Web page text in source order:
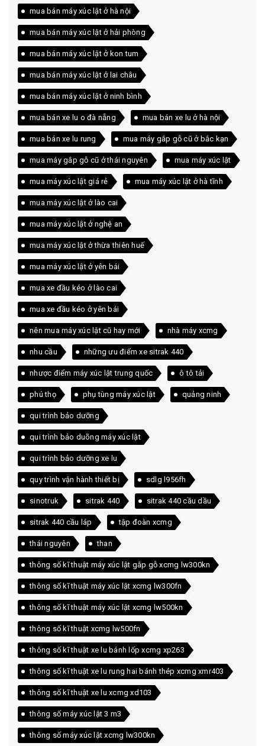
mua bán máy xúc lật ở hà nội
mua bán máy xúc lật ở hải phòng
mua bán máy xúc lật ở kon tum
mua bán máy xúc lật ở lai châu
mua bán máy xúc lật ở ninh bình
mua bán xe lu o đà nẵng mua bán xe lu ở hà nội
mua bán xe lu rung mua máy gắp gỗ cũ ở bắc kạn
mua máy gắp gỗ cũ ở thái nguyên mua máy xúc lật
mua máy xúc lật giá rẻ mua máy xúc lật ở hà tĩnh
mua máy xúc lật ở lào cai
mua máy xúc lật ở nghệ an
mua máy xúc lật ở thừa thiên huế
mua máy xúc lật ở yên bái
mua xe đầu kéo ở lào cai
mua xe đầu kéo ở yên bái
nên mua máy xúc lật cũ hay mới nhà máy xcmg
nhu cầu những ưu điểm xe sitrak 440
nhược điểm máy xúc lật trung quốc ô tô tải
phú thọ phụ tùng máy xúc lật quảng ninh
qui trình bảo dưỡng
qui trình bảo duõng máy xúc lật
qui trình bảo dưỡng xe lu
quy trình vận hành thiết bị sdlg l956fh
sinotruk sitrak 440 sitrak 440 cầu dầu
sitrak 440 cầu láp tập đoàn xcmg
thái nguyên than
thông số kĩ thuật máy xúc lật gắp gỗ xcmg lw300kn
thông số kĩ thuật máy xúc lật xcmg lw300fn
thông số kĩ thuật máy xúc lật xcmg lw500kn
thông số kĩ thuật xcmg lw500fn
thông số kĩ thuật xe lu bánh lốp xcmg xp263
thông số kĩ thuật xe lu rung hai bánh thép xcmg xmr403
thông số kĩ thuật xe lu xcmg xd103
thông số máy xúc lật 3 m3
thông số máy xúc lật xcmg lw300kn